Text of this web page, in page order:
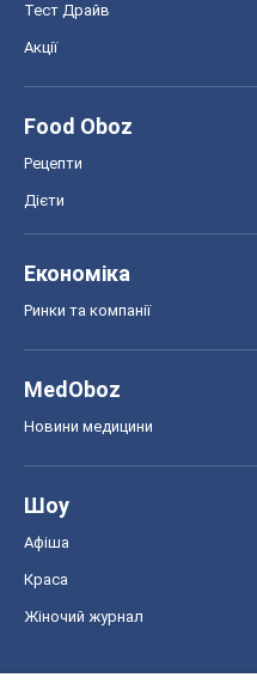
Тест Драйв
Акції
Food Oboz
Рецепти
Дієти
Економіка
Ринки та компанії
MedOboz
Новини медицини
Шоу
Афіша
Краса
Жіночий журнал